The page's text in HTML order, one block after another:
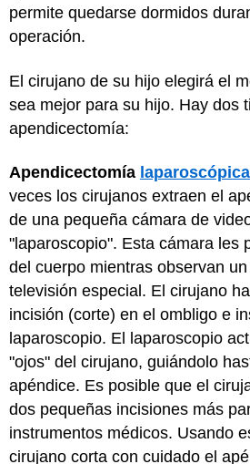
permite quedarse dormidos
operación.
El cirujano de su hijo elegirá el
sea mejor para su hijo. Hay dos
apendicectomía:
Apendicectomía laparoscópica
veces los cirujanos extraen el
de una pequeña cámara de
"laparoscopio". Esta cámara les
del cuerpo mientras observan
televisión especial. El cirujano
incisión (corte) en el ombligo e
laparoscopio. El laparoscopio
"ojos" del cirujano, guiándolo
apéndice. Es posible que el
dos pequeñas incisiones más
instrumentos médicos. Usando
cirujano corta con cuidado el